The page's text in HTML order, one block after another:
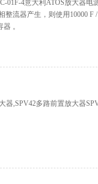
01F-4意大利ATOS放大器电
流器产生，则使用10000 F
。
器,SPV42多路前置放大器